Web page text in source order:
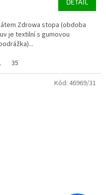
DETAIL
Zdrowa stopa (obdoba
je textilní s gumovou
35
Kód: 46969/31